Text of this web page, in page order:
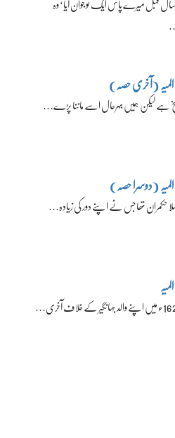
المیہ (آخری حصہ)
ہے لیکن ہمیں بہرحال اسے ماننا پڑے…
(دوسرا حصہ)
حکمران تھا جس نے اپنے دور کی زیادہ…